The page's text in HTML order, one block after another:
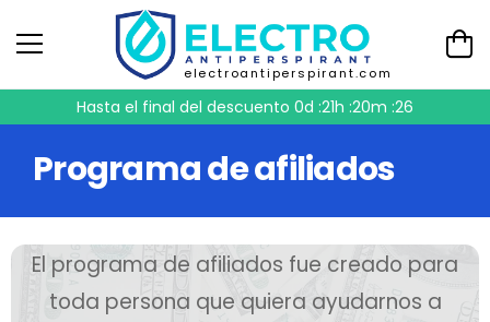
electroantiperspirant.com
Hasta el final del descuento0d :21h :20m :25
Programa de afiliados
El programa de afiliados fue creado para
toda persona que quiera ayudarnos a